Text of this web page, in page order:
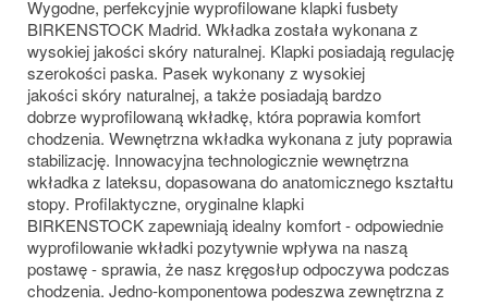
Wygodne, perfekcyjnie wyprofilowane klapki fusbety
BIRKENSTOCK Madrid. Wkładka została wykonana z
wysokiej jakości skóry naturalnej. Klapki posiadają regulację
szerokości paska. Pasek wykonany z wysokiej
jakości skóry naturalnej, a także posiadają bardzo
dobrze wyprofilowaną wkładkę, która poprawia komfort
chodzenia. Wewnętrzna wkładka wykonana z juty poprawia
stabilizację. Innowacyjna technologicznie wewnętrzna
wkładka z lateksu, dopasowana do anatomicznego kształtu
stopy. Profilaktyczne, oryginalne klapki
BIRKENSTOCK zapewniają idealny komfort - odpowiednie
wyprofilowanie wkładki pozytywnie wpływa na naszą
postawę - sprawia, że nasz kręgosłup odpoczywa podczas
chodzenia. Jedno-komponentowa podeszwa zewnętrzna z